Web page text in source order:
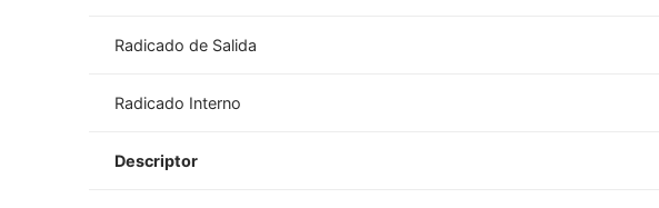
Radicado de Salida
Radicado Interno
Descriptor